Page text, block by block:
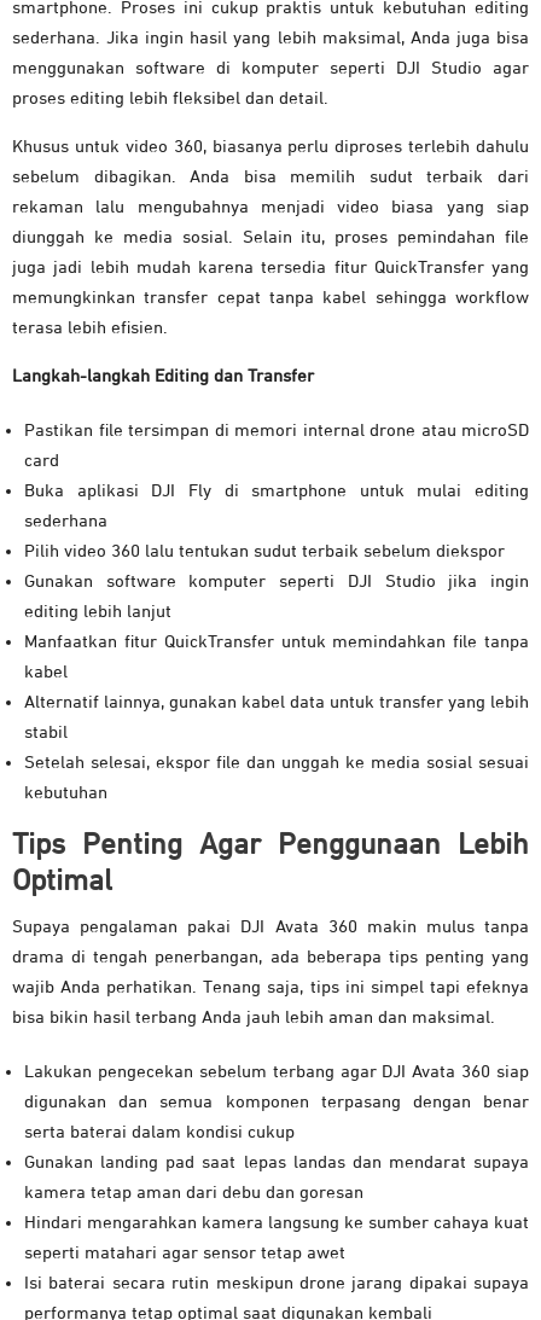
smartphone. Proses ini cukup praktis untuk kebutuhan editing
sederhana. Jika ingin hasil yang lebih maksimal, Anda juga bisa
menggunakan software di komputer seperti DJI Studio agar
proses editing lebih fleksibel dan detail.
Khusus untuk video 360, biasanya perlu diproses terlebih dahulu
sebelum dibagikan. Anda bisa memilih sudut terbaik dari
rekaman lalu mengubahnya menjadi video biasa yang siap
diunggah ke media sosial. Selain itu, proses pemindahan file
juga jadi lebih mudah karena tersedia fitur QuickTransfer yang
memungkinkan transfer cepat tanpa kabel sehingga workflow
terasa lebih efisien.
Langkah-langkah Editing dan Transfer
Pastikan file tersimpan di memori internal drone atau microSD
card
Buka aplikasi DJI Fly di smartphone untuk mulai editing
sederhana
Pilih video 360 lalu tentukan sudut terbaik sebelum diekspor
Gunakan software komputer seperti DJI Studio jika ingin
editing lebih lanjut
Manfaatkan fitur QuickTransfer untuk memindahkan file tanpa
kabel
Alternatif lainnya, gunakan kabel data untuk transfer yang lebih
stabil
Setelah selesai, ekspor file dan unggah ke media sosial sesuai
kebutuhan
Tips Penting Agar Penggunaan Lebih
Optimal
Supaya pengalaman pakai DJI Avata 360 makin mulus tanpa
drama di tengah penerbangan, ada beberapa tips penting yang
wajib Anda perhatikan. Tenang saja, tips ini simpel tapi efeknya
bisa bikin hasil terbang Anda jauh lebih aman dan maksimal.
Lakukan pengecekan sebelum terbang agar DJI Avata 360 siap
digunakan dan semua komponen terpasang dengan benar
serta baterai dalam kondisi cukup
Gunakan landing pad saat lepas landas dan mendarat supaya
kamera tetap aman dari debu dan goresan
Hindari mengarahkan kamera langsung ke sumber cahaya kuat
seperti matahari agar sensor tetap awet
Isi baterai secara rutin meskipun drone jarang dipakai supaya
performanya tetap optimal saat digunakan kembali